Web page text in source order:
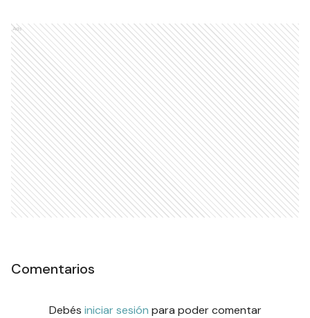
Ads
Comentarios
Debés iniciar sesión para poder comentar